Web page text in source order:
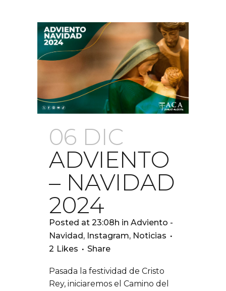
06 DIC
ADVIENTO
– NAVIDAD
2024
Posted at 23:08h in Adviento -
Navidad, Instagram, Noticias
2 Likes Share
Pasada la festividad de Cristo
Rey, iniciaremos el Camino del